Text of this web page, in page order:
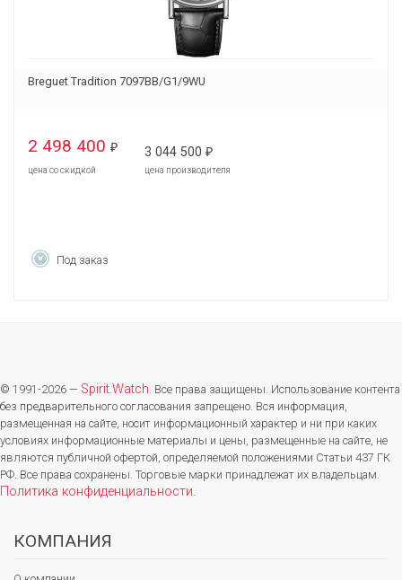
Breguet Tradition 7097BB/G1/9WU
2 498 400 ₽
цена со скидкой
3 044 500 ₽
цена производителя
Под заказ
© 1991-2026 — Spirit.Watch. Все права защищены. Использование контента
без предварительного согласования запрещено. Вся информация,
размещенная на сайте, носит информационный характер и ни при каких
условиях информационные материалы и цены, размещенные на сайте, не
являются публичной офертой, определяемой положениями Статьи 437 ГК
РФ. Все права сохранены. Торговые марки принадлежат их владельцам.
Политика конфиденциальности.
КОМПАНИЯ